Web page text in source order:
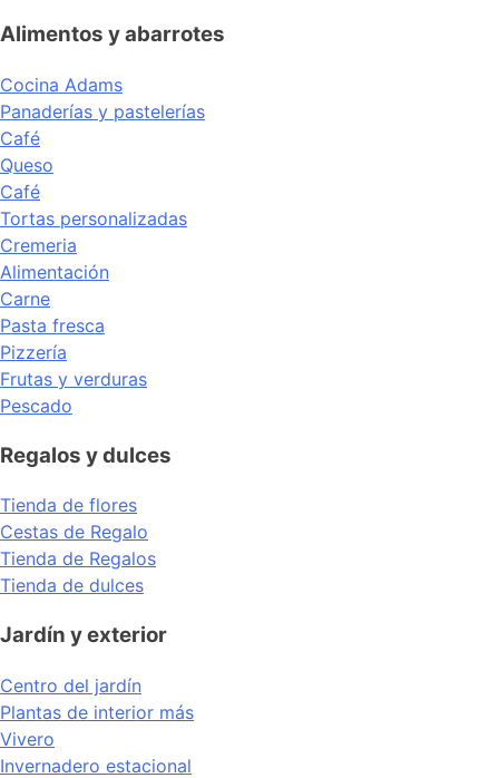
Alimentos y abarrotes
Cocina Adams
Panaderías y pastelerías
Café
Queso
Café
Tortas personalizadas
Cremeria
Alimentación
Carne
Pasta fresca
Pizzería
Frutas y verduras
Pescado
Regalos y dulces
Tienda de flores
Cestas de Regalo
Tienda de Regalos
Tienda de dulces
Jardín y exterior
Centro del jardín
Plantas de interior más
Vivero
Invernadero estacional